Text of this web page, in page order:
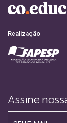
Realização
Assine